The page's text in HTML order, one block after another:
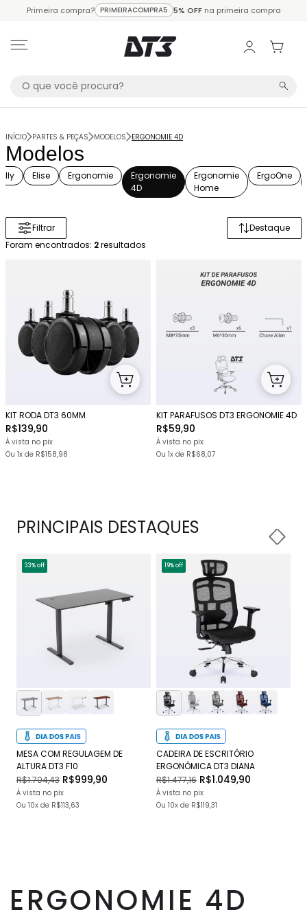
Primeira compra? PRIMEIRACOMPRA5 5% OFFna primeira compra
INÍCIO PARTES & PEÇAS MODELOS ERGONOMIE 4D
Modelos
Elise Ergonomie
Ergonomie
4D
Ergonomie
Home
ErgoOne
Foram encontrados: 2resultados
Ordenar
Destaque
Filtrar
KIT RODA DT3 60MM
R$139,90
À vista no pix
Ou 1x de R$158,98
KIT PARAFUSOS DT3 ERGONOMIE 4D
R$59,90
À vista no pix
Ou 1x de R$68,07
PRINCIPAIS DESTAQUES
MESA COM REGULAGEM DE
ALTURA DT3 F10
R$1.704,43 R$999,90
33% off
À vista no pix
Ou 10x de R$113,63
CADEIRA DE ESCRITÓRIO
ERGONÔMICA DT3 DIANA
R$1.477,16 R$1.049,90
19% off
À vista no pix
Ou 10x de R$119,31
ERGONOMIE 4D